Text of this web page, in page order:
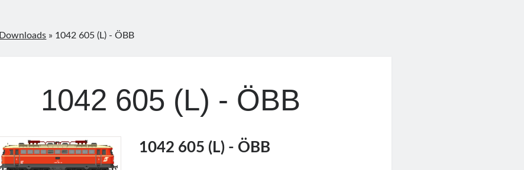
Downloads » 1042 605 (L) - ÖBB
1042 605 (L) - ÖBB
1042 605 (L) - ÖBB